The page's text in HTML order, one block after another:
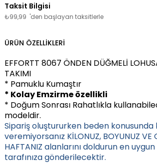
₺99,99 'den başlayan taksitlerle
ÜRÜN ÖZELLIKLERI
EFFORTT 8067 ÖNDEN DÜĞMELİ
TAKIMI
* Pamuklu Kumaştır
* Kolay Emzirme özellikli
* Doğum Sonrası Rahatlıkla
modeldir.
Sipariş oluştururken beden konusunda
veremiyorsanız KİLONUZ, BOYUNUZ VE
HAFTANIZ alanlarını doldurun en
tarafınıza gönderilecektir.